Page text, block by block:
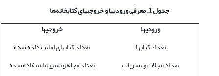
جدول 1. معرفی ورودیها و خروجیهای کتابخانه‌ها
ورودیها
خروجیها
تعداد کتابها
تعداد کتابهای امانت داده شده
تعداد مجلات و نشریات
تعداد مجله و نشریه استفاده شده